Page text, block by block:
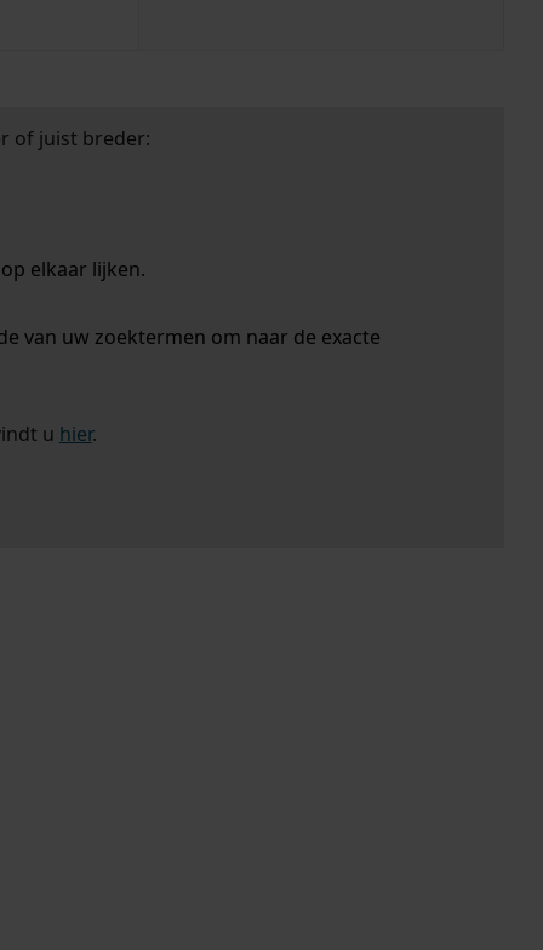
of juist breder:
elkaar lijken.
van uw zoektermen om naar de exacte
u hier.